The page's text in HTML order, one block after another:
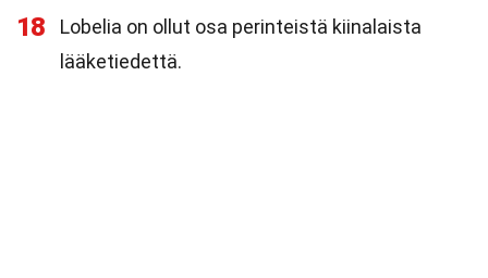
18
Lobelia on ollut osa perinteistä kiinalaista
lääketiedettä.